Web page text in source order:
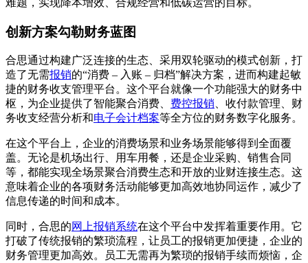
创新方案勾勒财务蓝图
合思通过构建广泛连接的生态、采用双轮驱动的模式创新，打
造了无需报销的“消费 – 入账 – 归档”解决方案，进而构建起敏
捷的财务收支管理平台。这个平台就像一个功能强大的财务中
枢，为企业提供了智能聚合消费、 费控报销 、收付款管理、财
务收支经营分析和电子会计档案等全方位的财务数字化服务。
在这个平台上，企业的消费场景和业务场景能够得到全面覆
盖。无论是机场出行、用车用餐，还是企业采购、销售合同
等，都能实现全场景聚合消费生态和开放的业财连接生态。这
意味着企业的各项财务活动能够更加高效地协同运作，减少了
信息传递的时间和成本。
同时，合思的网上报销系统在这个平台中发挥着重要作用。它
打破了传统报销的繁琐流程，让员工的报销更加便捷，企业的
财务管理更加高效。员工无需再为繁琐的报销手续而烦恼，企